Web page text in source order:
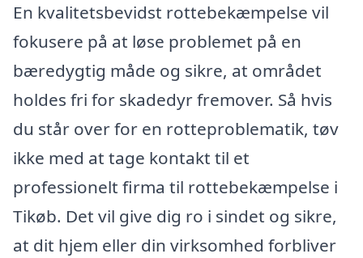
En kvalitetsbevidst rottebekæmpelse vil
fokusere på at løse problemet på en
bæredygtig måde og sikre, at området
holdes fri for skadedyr fremover. Så hvis
du står over for en rotteproblematik, tøv
ikke med at tage kontakt til et
professionelt firma til rottebekæmpelse i
Tikøb. Det vil give dig ro i sindet og sikre,
at dit hjem eller din virksomhed forbliver